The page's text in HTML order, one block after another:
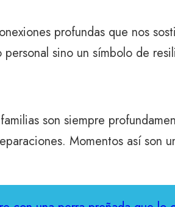
profundas que nos
sino un símbolo de
son siempre
Momentos así son